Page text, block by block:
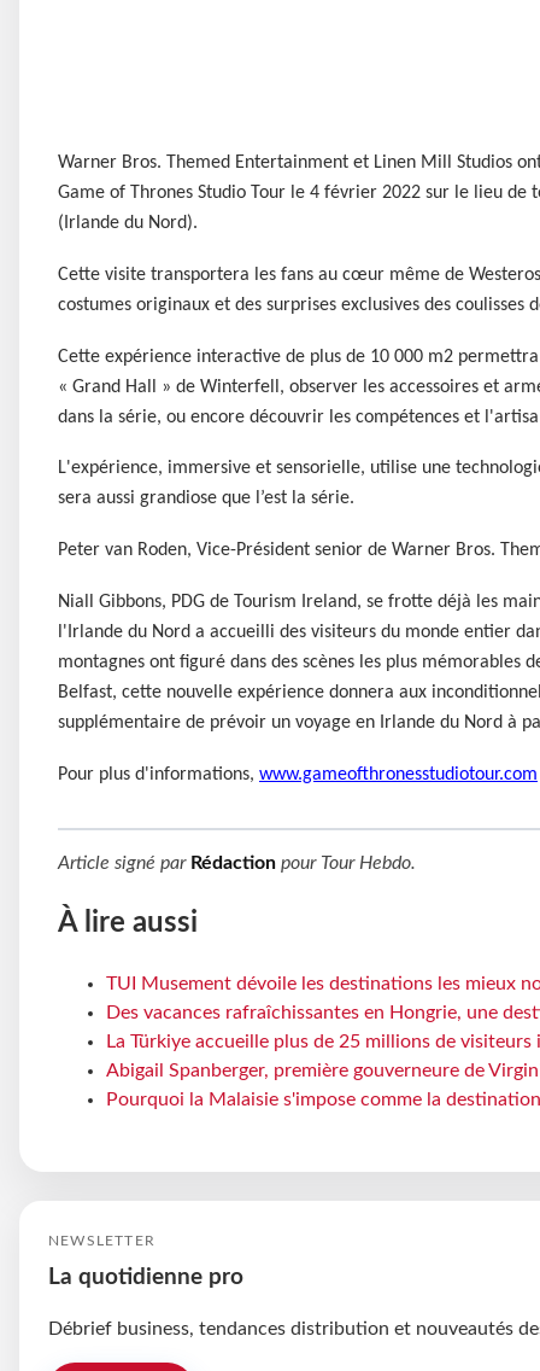
Warner Bros. Themed Entertainment et Linen Mill Studios
Game of Thrones Studio Tour le 4 février 2022 sur le lieu
(Irlande du Nord).
Cette visite transportera les fans au cœur même de
costumes originaux et des surprises exclusives des coulisses
Cette expérience interactive de plus de 10 000 m2
« Grand Hall » de Winterfell, observer les accessoires et
dans la série, ou encore découvrir les compétences et
L'expérience, immersive et sensorielle, utilise une
sera aussi grandiose que l’est la série.
Peter van Roden, Vice-Président senior de Warner Bros.
Niall Gibbons, PDG de Tourism Ireland, se frotte déjà les
l'Irlande du Nord a accueilli des visiteurs du monde entier
montagnes ont figuré dans des scènes les plus mémorables
Belfast, cette nouvelle expérience donnera aux
supplémentaire de prévoir un voyage en Irlande du Nord à
Pour plus d'informations, www.gameofthronesstudiotour.com
Article signé par Rédaction pour Tour Hebdo.
À lire aussi
TUI Musement dévoile les destinations les mieux
Des vacances rafraîchissantes en Hongrie, une
La Türkiye accueille plus de 25 millions de
Abigail Spanberger, première gouverneure de
Pourquoi la Malaisie s'impose comme la
NEWSLETTER
La quotidienne pro
Débrief business, tendances distribution et nouveautés